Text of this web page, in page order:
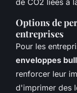
Options de
entreprises
Pour les
enveloppes
renforcer leur
d'imprimer des